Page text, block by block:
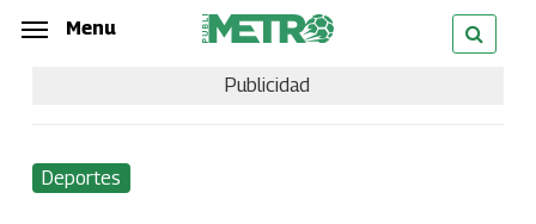
Skip
content
Menu
Publicidad
Deportes
Menu